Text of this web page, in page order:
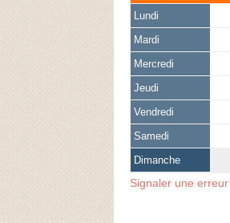
Lundi
Mardi
Mercredi
Jeudi
Vendredi
Samedi
Dimanche
Signaler une erreur